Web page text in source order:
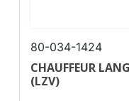
80-034-1424
CHAUFFEUR
(LZV)